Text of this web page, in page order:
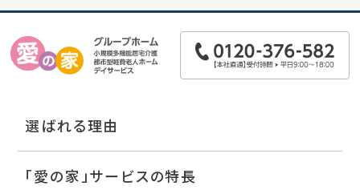
選ばれる理由
「愛の家」サービスの特長